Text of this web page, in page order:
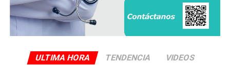
ULTIMA HORA TENDENCIA VIDEOS